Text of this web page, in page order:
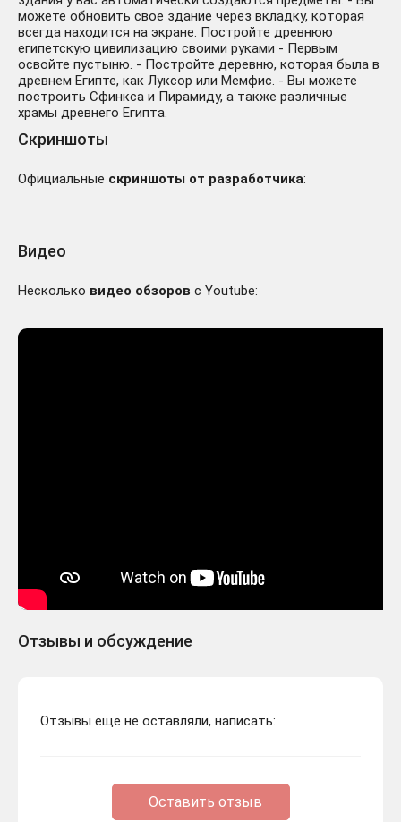
можете обновить свое здание через вкладку, которая
всегда находится на экране. Постройте древнюю
египетскую цивилизацию своими руками - Первым
освойте пустыню. - Постройте деревню, которая была в
древнем Египте, как Луксор или Мемфис. - Вы можете
построить Сфинкса и Пирамиду, а также различные
храмы древнего Египта.
Скриншоты
Официальные скриншоты от разработчика:
Видео
Несколько видео обзоров с Youtube:
Отзывы и обсуждение
Отзывы еще не оставляли, написать:
Оставить отзыв